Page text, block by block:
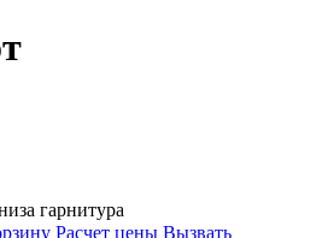
гарнитура
Расчет цены Вызвать